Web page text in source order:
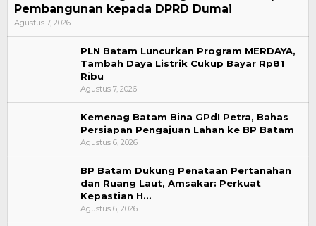
Pembangunan kepada DPRD Dumai
Agustus 7, 2026
PLN Batam Luncurkan Program MERDAYA,
Tambah Daya Listrik Cukup Bayar Rp81
Ribu
Agustus 7, 2026
Kemenag Batam Bina GPdI Petra, Bahas
Persiapan Pengajuan Lahan ke BP Batam
Agustus 6, 2026
BP Batam Dukung Penataan Pertanahan
dan Ruang Laut, Amsakar: Perkuat
Kepastian H…
Agustus 6, 2026